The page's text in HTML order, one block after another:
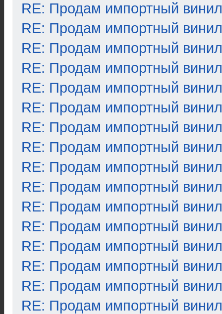
RE: Продам импортный винил
RE: Продам импортный винил
RE: Продам импортный винил
RE: Продам импортный винил
RE: Продам импортный винил
RE: Продам импортный винил
RE: Продам импортный винил
RE: Продам импортный винил
RE: Продам импортный винил
RE: Продам импортный винил
RE: Продам импортный винил
RE: Продам импортный винил
RE: Продам импортный винил
RE: Продам импортный винил
RE: Продам импортный винил
RE: Продам импортный винил